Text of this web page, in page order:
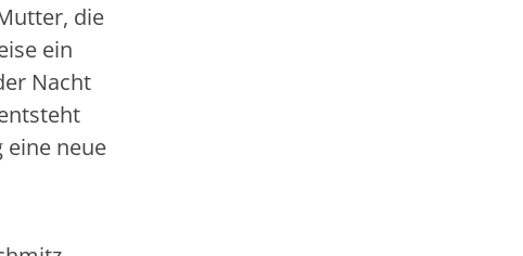
die
ein
Nacht
eine neue